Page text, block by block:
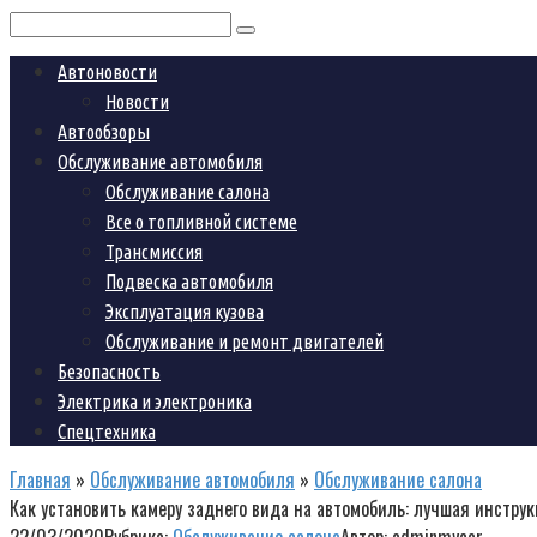
Поиск:
Автоновости
Новости
Автообзоры
Обслуживание автомобиля
Обслуживание салона
Все о топливной системе
Трансмиссия
Подвеска автомобиля
Эксплуатация кузова
Обслуживание и ремонт двигателей
Безопасность
Электрика и электроника
Спецтехника
Главная » Обслуживание автомобиля » Обслуживание салона
Как установить камеру заднего вида на автомобиль: лучшая